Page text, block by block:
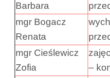
Barbara
mgr Bogacz
Renata
mgr Cieślewicz
Zofia
–